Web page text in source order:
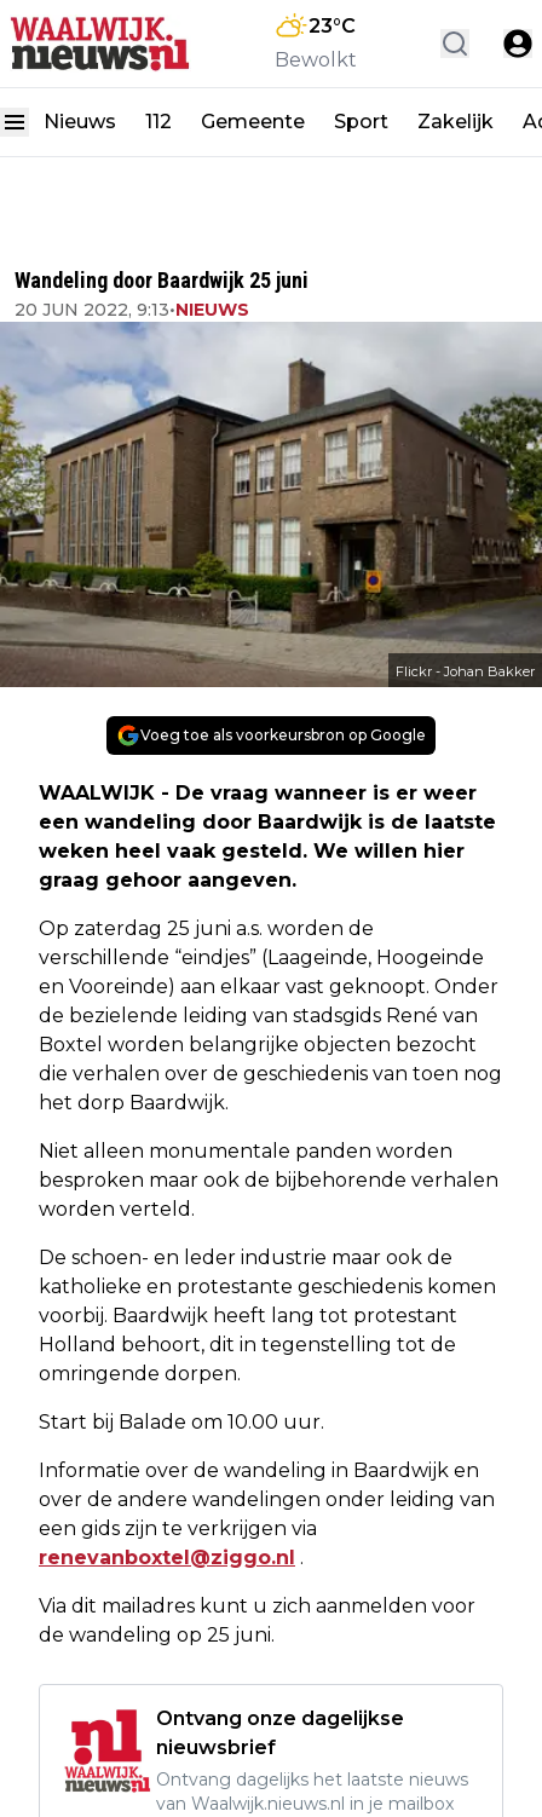
23°C
Bewolkt
Nieuws 112 Gemeente Sport Zakelijk
Wandeling door Baardwijk 25 juni
20 JUN 2022, 9:13•NIEUWS
Flickr - Johan Bakker
Voeg toe als voorkeursbron op Google
WAALWIJK - De vraag wanneer is er weer
een wandeling door Baardwijk is de laatste
weken heel vaak gesteld. We willen hier
graag gehoor aangeven.
Op zaterdag 25 juni a.s. worden de
verschillende “eindjes” (Laageinde, Hoogeinde
en Vooreinde) aan elkaar vast geknoopt. Onder
de bezielende leiding van stadsgids René van
Boxtel worden belangrijke objecten bezocht
die verhalen over de geschiedenis van toen nog
het dorp Baardwijk.
Niet alleen monumentale panden worden
besproken maar ook de bijbehorende verhalen
worden verteld.
De schoen- en leder industrie maar ook de
katholieke en protestante geschiedenis komen
voorbij. Baardwijk heeft lang tot protestant
Holland behoort, dit in tegenstelling tot de
omringende dorpen.
Start bij Balade om 10.00 uur.
Informatie over de wandeling in Baardwijk en
over de andere wandelingen onder leiding van
een gids zijn te verkrijgen via
renevanboxtel@ziggo.nl .
Via dit mailadres kunt u zich aanmelden voor
de wandeling op 25 juni.
Ontvang onze dagelijkse
nieuwsbrief
Ontvang dagelijks het laatste nieuws
van Waalwijk.nieuws.nl in je mailbox